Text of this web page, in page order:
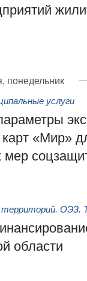
понедельник
услуги
«Мир»
мер
ОЭЗ.
области